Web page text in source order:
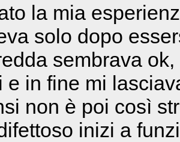
la mia
solo dopo
sembrava
e in fine mi
non è poi così
inizi a